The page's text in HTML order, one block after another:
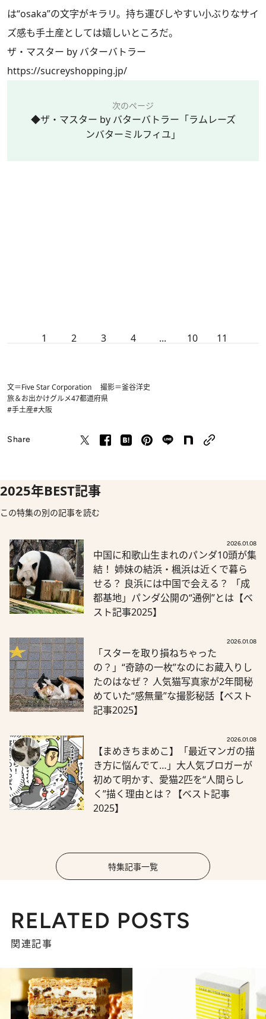
は“osaka”の文字がキラリ。持ち運びしやすい小ぶりなサイ
ズ感も手土産としては嬉しいところだ。
ザ・マスター by バターバトラー
https://sucreyshopping.jp/
次のページ
◆ザ・マスター by バターバトラー「ラムレーズ
ンバターミルフィユ」
1 2 3 4 ... 10 11
文＝Five Star Corporation 撮影＝釜谷洋史
旅＆お出かけグルメ47都道府県
#手土産#大阪
Share
2025年BEST記事
この特集の別の記事を読む
2026.01.08
中国に和歌山生まれのパンダ10頭が集
結！ 姉妹の結浜・楓浜は近くで暮ら
せる？ 良浜には中国で会える？ 「成
都基地」パンダ公開の“通例”とは【ベ
スト記事2025】
2026.01.08
「スターを取り損ねちゃった
の？」“奇跡の一枚”なのにお蔵入りし
たのはなぜ？ 人気猫写真家が2年間秘
めていた“感無量”な撮影秘話【ベスト
記事2025】
2026.01.08
【まめきちまめこ】「最近マンガの描
き方に悩んでて…」大人気ブロガーが
初めて明かす、愛猫2匹を“人間らし
く”描く理由とは？【ベスト記事
2025】
特集記事一覧
RELATED POSTS
関連記事